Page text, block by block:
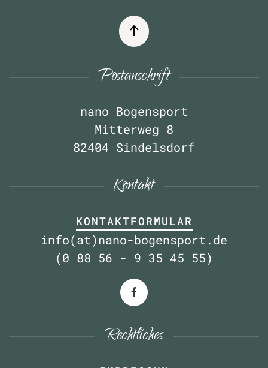
Postanschrift
nano Bogensport
Mitterweg 8
82404 Sindelsdorf
Kontakt
KONTAKTFORMULAR
info(at)nano-bogensport.de
(0 88 56 - 9 35 45 55)
Rechtliches